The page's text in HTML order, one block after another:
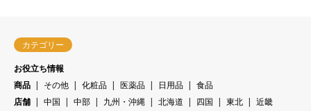
カテゴリー
お役立ち情報
商品
その他 化粧品 医薬品 日用品
食品
店舗
中国 中部 九州・沖縄 北海道 四国 東北
近畿